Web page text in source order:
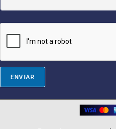
l
m
l
ENVIAR